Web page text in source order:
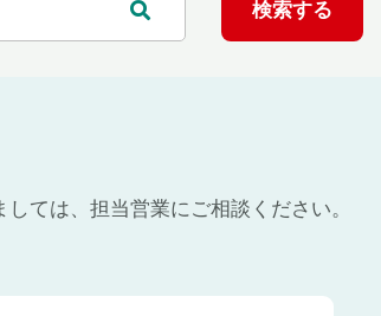
ては、担当営業にご相談ください。